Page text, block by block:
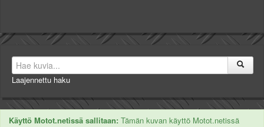
Laajennettu haku
Käyttö Motot.netissä sallitaan: Tämän kuvan käyttö Motot.netissä